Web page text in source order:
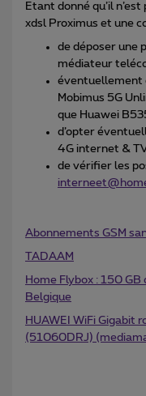
Etant donné qu’il
xdsl Proximus et une
de déposer une
médiateur
éventuellement
Mobimus 5G
que Huawei
d’opter
4G internet &
de vérifier les
Abonnements GSM
TADAAM
Home Flybox : 150
Belgique
HUAWEI WiFi Gigabit
(51060DRJ)